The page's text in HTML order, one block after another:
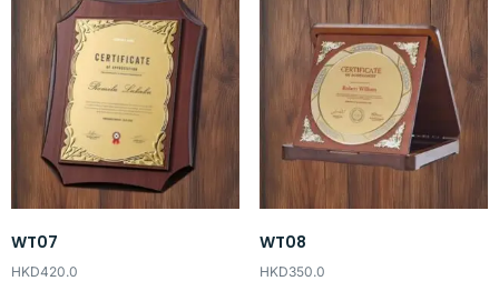
WT07
HKD420.0
WT08
HKD350.0